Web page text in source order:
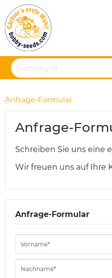
Anfrage-Formular
Anfrage-
Schreiben Sie uns eine
Wir freuen uns auf Ihre
Anfrage-Formular